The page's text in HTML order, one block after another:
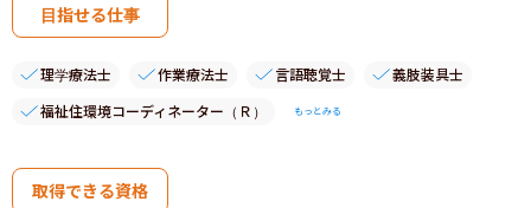
目指せる仕事
理学療法士 作業療法士 言語聴覚士
義肢装具士
福祉住環境コーディネーター（Ｒ）
もっとみる
取得できる資格